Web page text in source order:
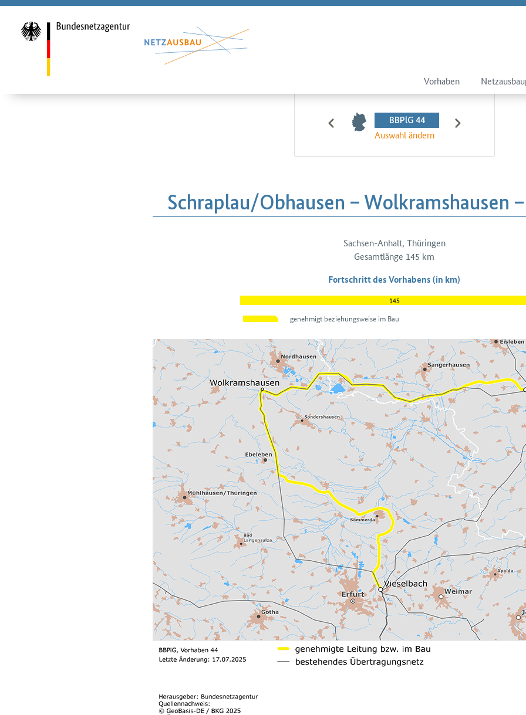
Vorhaben
BBPlG 44
Auswahl ändern
Schraplau/​Obhausen – Wolkramshausen
Sachsen-Anhalt, Thüringen
Gesamtlänge 145 km
Fortschritt des Vorhabens (in km)
145
genehmigt beziehungsweise im Bau